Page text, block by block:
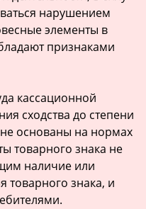
нарушением
элементы в
признаками
кассационной
сходства до степени
основаны на нормах
товарного знака не
наличие или
товарного знака, и